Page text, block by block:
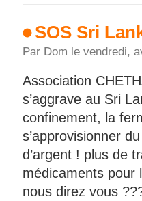
SOS Sri
Par Dom le vendredi,
Association
s’aggrave au Sri
confinement, la
s’approvisionner
d’argent ! plus de
médicaments pour
nous direz vous